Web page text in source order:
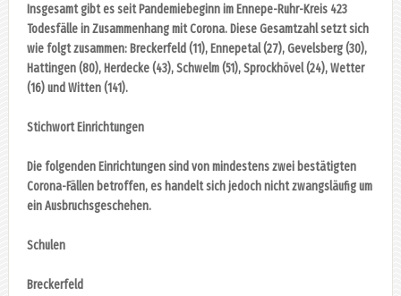
Insgesamt gibt es seit Pandemiebeginn im Ennepe-Ruhr-Kreis 423
Todesfälle in Zusammenhang mit Corona. Diese Gesamtzahl setzt sich
wie folgt zusammen: Breckerfeld (11), Ennepetal (27), Gevelsberg (30),
Hattingen (80), Herdecke (43), Schwelm (51), Sprockhövel (24), Wetter
(16) und Witten (141).
Stichwort Einrichtungen
Die folgenden Einrichtungen sind von mindestens zwei bestätigten
Corona-Fällen betroffen, es handelt sich jedoch nicht zwangsläufig um
ein Ausbruchsgeschehen.
Schulen
Breckerfeld